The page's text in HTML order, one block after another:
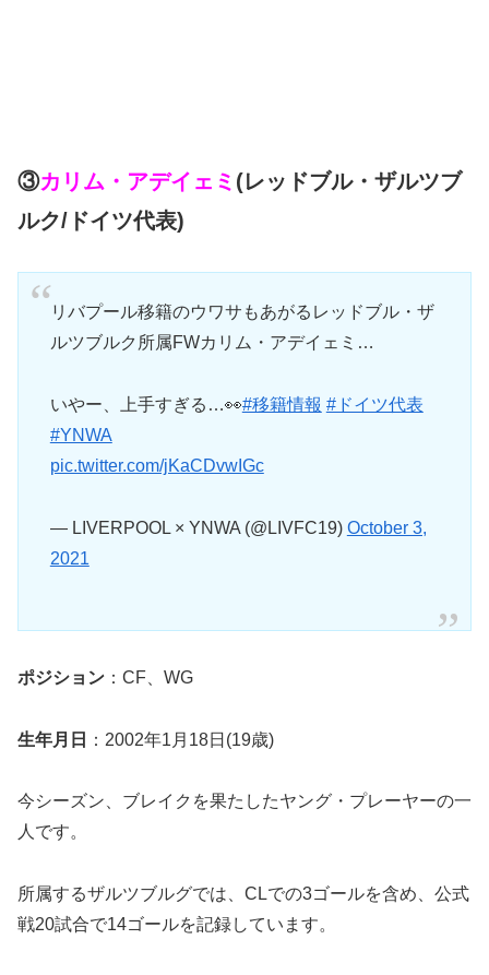
③カリム・アデイェミ (レッドブル・ザルツブ
ルク/ドイツ代表)
リバプール移籍のウワサもあがるレッドブル・ザ
ルツブルク所属FWカリム・アデイェミ…
いやー、上手すぎる…👀#移籍情報 #ドイツ代表
#YNWA
pic.twitter.com/jKaCDvwIGc
— LIVERPOOL × YNWA (@LIVFC19) October 3,
2021
ポジション ：CF、WG
生年月日 ：2002年1月18日(19歳)
今シーズン、ブレイクを果たしたヤング・プレーヤーの一
人です。
所属するザルツブルグでは、CLでの3ゴールを含め、公式
戦20試合で14ゴールを記録しています。